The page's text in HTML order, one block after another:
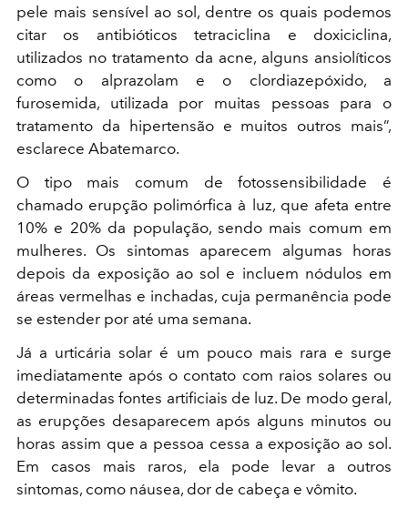
pele mais sensível ao sol, dentre os quais podemos
citar os antibióticos tetraciclina e doxiciclina,
utilizados no tratamento da acne, alguns ansiolíticos
como o alprazolam e o clordiazepóxido, a
furosemida, utilizada por muitas pessoas para o
tratamento da hipertensão e muitos outros mais”,
esclarece Abatemarco.
O tipo mais comum de fotossensibilidade é
chamado erupção polimórfica à luz, que afeta entre
10% e 20% da população, sendo mais comum em
mulheres. Os sintomas aparecem algumas horas
depois da exposição ao sol e incluem nódulos em
áreas vermelhas e inchadas, cuja permanência pode
se estender por até uma semana.
Já a urticária solar é um pouco mais rara e surge
imediatamente após o contato com raios solares ou
determinadas fontes artificiais de luz. De modo geral,
as erupções desaparecem após alguns minutos ou
horas assim que a pessoa cessa a exposição ao sol.
Em casos mais raros, ela pode levar a outros
sintomas, como náusea, dor de cabeça e vômito.